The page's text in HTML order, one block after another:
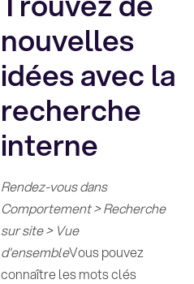
nouvelles
idées avec la
recherche
interne
Rendez-vous dans
Comportement > Recherche
sur site > Vue
d'ensembleVous pouvez
connaître les mots clés